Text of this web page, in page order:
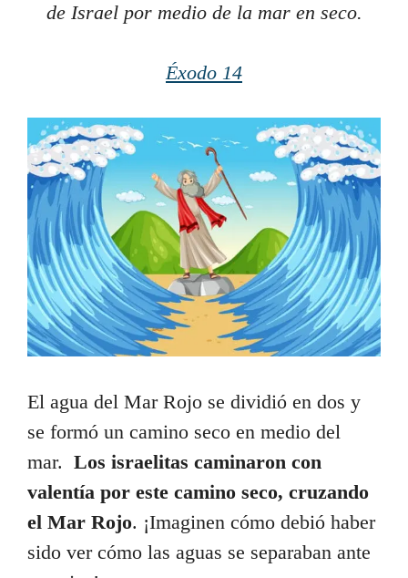
de Israel por medio de la mar en seco.
Éxodo 14
El agua del Mar Rojo se dividió en dos y
se formó un camino seco en medio del
mar. Los israelitas caminaron con
valentía por este camino seco, cruzando
el Mar Rojo. ¡Imaginen cómo debió haber
sido ver cómo las aguas se separaban ante